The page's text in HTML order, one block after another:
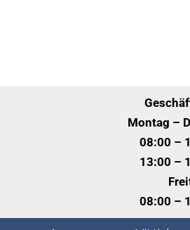
Montag –
08:00 –
13:00 –
08:00 –